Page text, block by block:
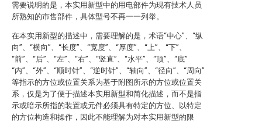
需要说明的是，本实用新型中的用电部件为现有技术人员
所熟知的市售部件，具体型号不再一一列举。
在本实用新型的描述中，需要理解的是，术语“中心”、“纵
向”、“横向”、“长度”、“宽度”、“厚度”、“上”、“下”、
“前”、“后”、“左”、“右”、“竖直”、“水平”、“顶”、“底”
“内”、“外”、“顺时针”、“逆时针”、“轴向”、“径向”、“周向”
等指示的方位或位置关系为基于附图所示的方位或位置关
系，仅是为了便于描述本实用新型和简化描述，而不是指
示或暗示所指的装置或元件必须具有特定的方位、以特定
的方位构造和操作，因此不能理解为对本实用新型的限